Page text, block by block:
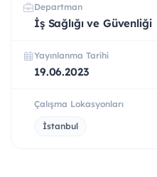
Departman
İş Sağlığı ve Güvenliği
Yayınlanma Tarihi
19.06.2023
Çalışma Lokasyonları
İstanbul